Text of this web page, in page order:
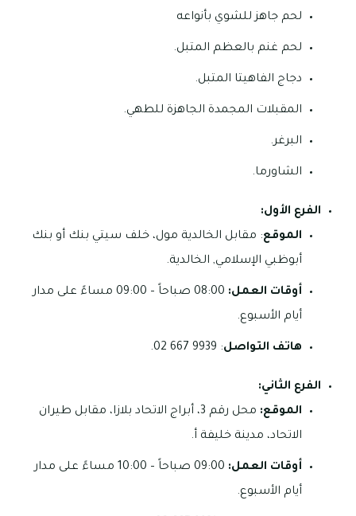
لحم جاهز للشوي بأنواعه
لحم غنم بالعظم المتبل.
دجاج الفاهيتا المتبل.
المقبلات المجمدة الجاهزة للطهي.
البرغر.
الشاورما.
الفرع الأول:
الموقع: مقابل الخالدية مول، خلف سيتي بنك أو بنك
أبوظبي الإسلامي, الخالدية.
أوقات العمل:
08:00 صباحاً – 09:00 مساءً على مدار
أيام الأسبوع.
هاتف التواصل: 9939 667 02.
الفرع الثاني:
الموقع:
محل رقم 3، أبراج الاتحاد بلازا، مقابل طيران
الاتحاد، مدينة خليفة أ.
أوقات العمل:
09:00 صباحاً – 10:00 مساءً على مدار
أيام الأسبوع.